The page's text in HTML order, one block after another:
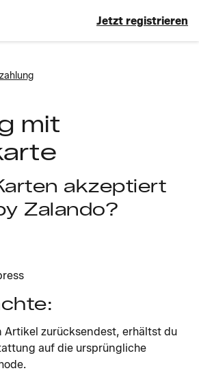
Jetzt registrieren
mit
akzeptiert
Zalando?
Artikel zurücksendest, erhältst du
auf die ursprüngliche